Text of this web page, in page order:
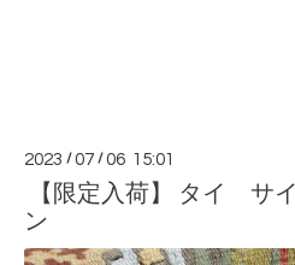
2023 /07 /06 15:01
【限定入荷】 タイ サ
ン